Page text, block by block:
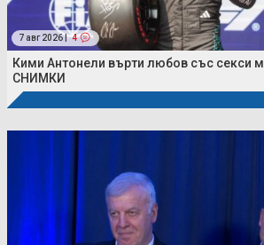
7 авг 2026 | 4
Кими Антонели върти любов със секси
СНИМКИ